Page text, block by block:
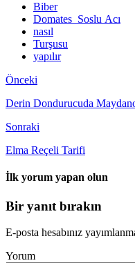
Biber
Domates Soslu Acı
nasıl
Turşusu
yapılır
Önceki
Derin Dondurucuda
Sonraki
Elma Reçeli Tarifi
İlk yorum yapan olun
Bir yanıt bırakın
E-posta hesabınız
Yorum